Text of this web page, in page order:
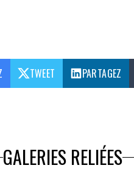
TWEET PARTAGEZ
GALERIES RELIÉES